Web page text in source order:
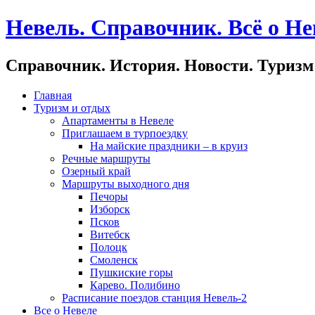
Невель. Справочник. Всё о
Справочник. История. Новости. Туризм
Главная
Туризм и отдых
Апартаменты в Невеле
Приглашаем в турпоездку
На майские праздники – в круиз
Речные маршруты
Озерный край
Маршруты выходного дня
Печоры
Изборск
Псков
Витебск
Полоцк
Смоленск
Пушкиские горы
Карево. Полибино
Расписание поездов станция Невель-2
Все о Невеле